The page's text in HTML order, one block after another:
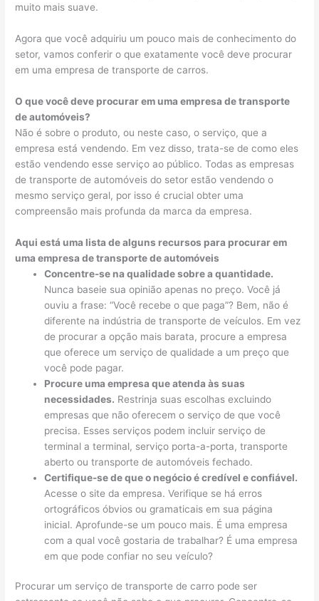
muito mais suave.
Agora que você adquiriu um pouco mais de conhecimento do
setor, vamos conferir o que exatamente você deve procurar
em uma empresa de transporte de carros.
O que você deve procurar em uma empresa de transporte
de automóveis?
Não é sobre o produto, ou neste caso, o serviço, que a
empresa está vendendo. Em vez disso, trata-se de como eles
estão vendendo esse serviço ao público. Todas as empresas
de transporte de automóveis do setor estão vendendo o
mesmo serviço geral, por isso é crucial obter uma
compreensão mais profunda da marca da empresa.
Aqui está uma lista de alguns recursos para procurar em
uma empresa de transporte de automóveis
Concentre-se na qualidade sobre a quantidade.
Nunca baseie sua opinião apenas no preço. Você já
ouviu a frase: “Você recebe o que paga”? Bem, não é
diferente na indústria de transporte de veículos. Em vez
de procurar a opção mais barata, procure a empresa
que oferece um serviço de qualidade a um preço que
você pode pagar.
Procure uma empresa que atenda às suas
necessidades. Restrinja suas escolhas excluindo
empresas que não oferecem o serviço de que você
precisa. Esses serviços podem incluir serviço de
terminal a terminal, serviço porta-a-porta, transporte
aberto ou transporte de automóveis fechado.
Certifique-se de que o negócio é credível e confiável.
Acesse o site da empresa. Verifique se há erros
ortográficos óbvios ou gramaticais em sua página
inicial. Aprofunde-se um pouco mais. É uma empresa
com a qual você gostaria de trabalhar? É uma empresa
em que pode confiar no seu veículo?
Procurar um serviço de transporte de carro pode ser